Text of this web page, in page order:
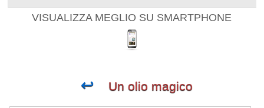
VISUALIZZA MEGLIO SU SMARTPHONE
↩ Un olio magico